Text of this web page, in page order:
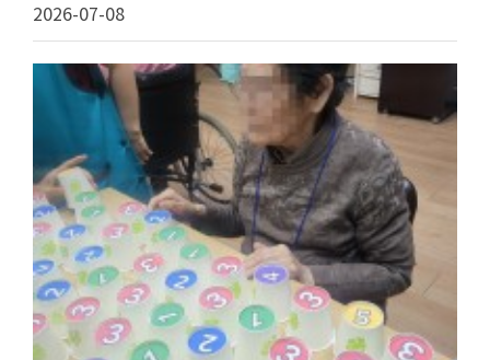
2026-07-08